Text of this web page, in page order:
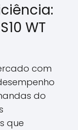
WT
com
do
que